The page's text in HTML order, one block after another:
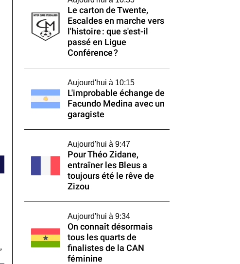
,
Le carton de Twente,
Escaldes en marche vers
l'histoire : que s'est-il
passé en Ligue
Conférence ?
Aujourd'hui à 10:15
L'improbable échange de
Facundo Medina avec un
garagiste
Aujourd'hui à 9:47
Pour Théo Zidane,
entraîner les Bleus a
toujours été le rêve de
Zizou
Aujourd'hui à 9:34
On connaît désormais
tous les quarts de
finalistes de la CAN
féminine